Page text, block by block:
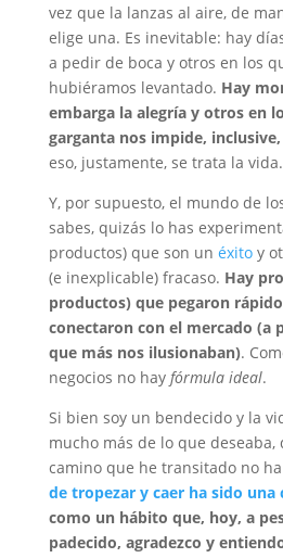
vez que la lanzas al aire, de
elige una. Es inevitable: hay
a pedir de boca y otros en los
hubiéramos levantado. Hay
embarga la alegría y otros en
garganta nos impide,
eso, justamente, se trata la vida.
Y, por supuesto, el mundo de
sabes, quizás lo has
productos) que son un éxitoy
(e inexplicable) fracaso. Hay
productos) que pegaron
conectaron con el mercado (a
que más nos ilusionaban).
negocios no hay fórmula ideal.
Si bien soy un bendecido y la
mucho más de lo que deseaba,
camino que he transitado no
de tropezar y caer ha sido una
como un hábito que, hoy, a
padecido, agradezco y